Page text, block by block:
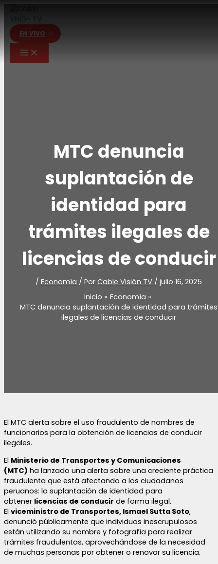
contenido
EN VIVO
MTC denuncia
suplantación de
identidad para
trámites ilegales de
licencias de conducir
/ Economía / Por Cable Visión TV / julio 16, 2025
Inicio
Economía
MTC denuncia suplantación de identidad para trámites
ilegales de licencias de conducir
El MTC alerta sobre el uso fraudulento de nombres de
funcionarios para la obtención de licencias de conducir
ilegales.
El Ministerio de Transportes y Comunicaciones
(MTC) ha lanzado una alerta sobre una creciente práctica
fraudulenta que está afectando a los ciudadanos
peruanos: la suplantación de identidad para
obtener licencias de conducir de forma ilegal.
El viceministro de Transportes, Ismael Sutta Soto,
denunció públicamente que individuos inescrupulosos
están utilizando su nombre y fotografía para realizar
trámites fraudulentos, aprovechándose de la necesidad
de muchas personas por obtener o renovar su licencia.